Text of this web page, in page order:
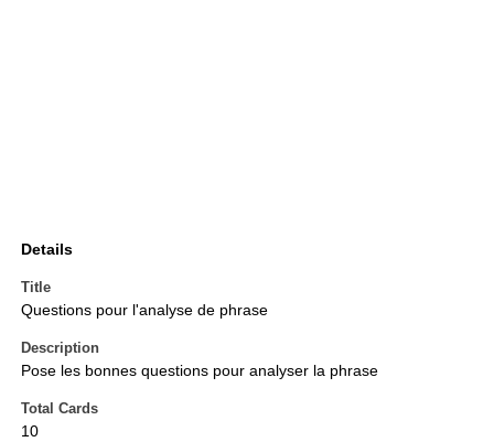
Details
Title
Questions pour l'analyse de phrase
Description
Pose les bonnes questions pour analyser la phrase
Total Cards
10